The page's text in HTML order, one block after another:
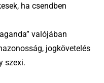
ha csendben
valójában
jogkövetelés
szexi.